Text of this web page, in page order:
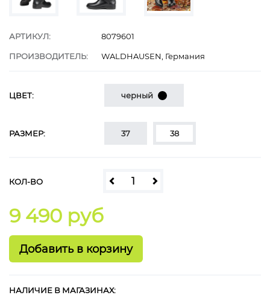
АРТИКУЛ: 8079601
ПРОИЗВОДИТЕЛЬ: WALDHAUSEN, Германия
ЦВЕТ: черный
РАЗМЕР: 37 38
КОЛ-ВО
9 490 руб
НАЛИЧИЕ В МАГАЗИНАХ: